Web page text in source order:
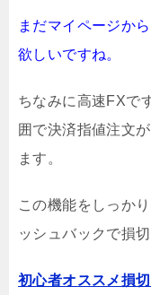
まだマイページか
欲しいですね。
ちなみに高速FXで
囲で決済指値注文
ます。
この機能をしっか
ッシュバックで損
初心者オススメ損